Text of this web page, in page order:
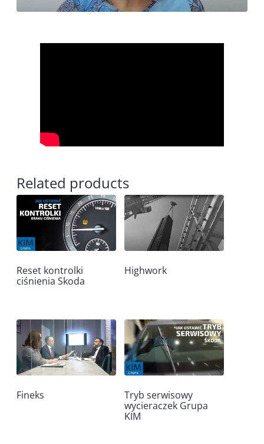
Related products
Reset kontrolki
ciśnienia Skoda
Highwork
Fineks
Tryb serwisowy
wycieraczek Grupa
KIM